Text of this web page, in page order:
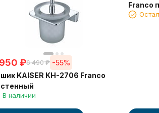
₽6 490 ₽ -55%
KAISER KH-2706 Franco
В наличии
Franco